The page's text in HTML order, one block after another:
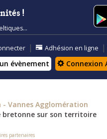
!
| Adhésion en ligne |
évènement Connexion
Vannes Agglomération
sur son territoire
partenaires